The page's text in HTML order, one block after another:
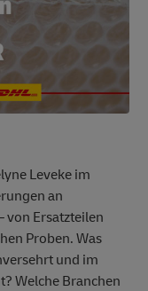
Leveke im
an
von Ersatzteilen
Proben. Was
und im
Welche Branchen